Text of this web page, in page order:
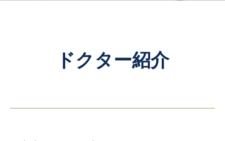
ドクター紹介